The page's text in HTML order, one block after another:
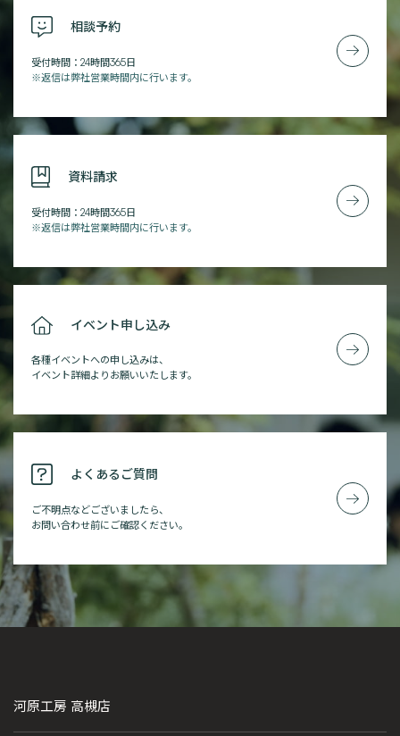
相談予約
受付時間：24時間365日
※返信は弊社営業時間内に行います。
資料請求
受付時間：24時間365日
※返信は弊社営業時間内に行います。
イベント申し込み
各種イベントへの申し込みは、
イベント詳細よりお願いいたします。
よくあるご質問
ご不明点などございましたら、
お問い合わせ前にご確認ください。
河原工房 高槻店